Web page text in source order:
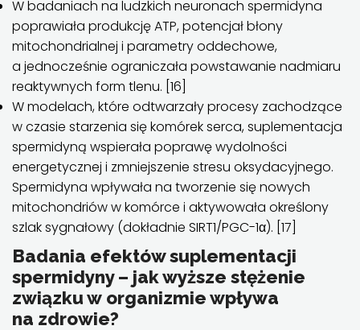
W badaniach na ludzkich neuronach spermidyna
poprawiała produkcję ATP, potencjał błony
mitochondrialnej i parametry oddechowe,
a jednocześnie ograniczała powstawanie nadmiaru
reaktywnych form tlenu. [16]
W modelach, które odtwarzały procesy zachodzące
w czasie starzenia się komórek serca, suplementacja
spermidyną wspierała poprawę wydolności
energetycznej i zmniejszenie stresu oksydacyjnego.
Spermidyna wpływała na tworzenie się nowych
mitochondriów w komórce i aktywowała określony
szlak sygnałowy (dokładnie SIRT1/PGC-1α). [17]
Badania efektów suplementacji
spermidyny – jak wyższe stężenie
związku w organizmie wpływa
na zdrowie?